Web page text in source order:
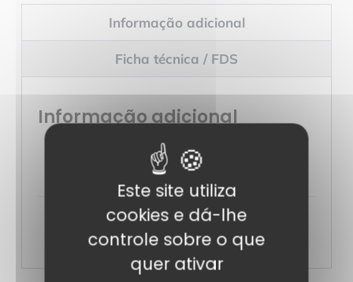
Informação adicional
Ficha técnica / FDS
Informação adicional
Este site utiliza
cookies e dá-lhe
controle sobre o que
quer ativar